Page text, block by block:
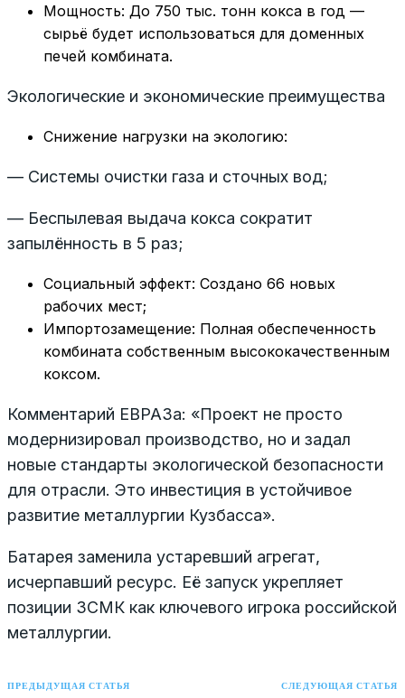
Мощность: До 750 тыс. тонн кокса в год —
сырьё будет использоваться для доменных
печей комбината.
Экологические и экономические преимущества
Снижение нагрузки на экологию:
— Системы очистки газа и сточных вод;
— Беспылевая выдача кокса сократит
запылённость в 5 раз;
Социальный эффект: Создано 66 новых
рабочих мест;
Импортозамещение: Полная обеспеченность
комбината собственным высококачественным
коксом.
Комментарий ЕВРАЗа: «Проект не просто
модернизировал производство, но и задал
новые стандарты экологической безопасности
для отрасли. Это инвестиция в устойчивое
развитие металлургии Кузбасса».
Батарея заменила устаревший агрегат,
исчерпавший ресурс. Её запуск укрепляет
позиции ЗСМК как ключевого игрока российской
металлургии.
ПРЕДЫДУЩАЯ СТАТЬЯ СЛЕДУЮЩАЯ СТАТЬЯ